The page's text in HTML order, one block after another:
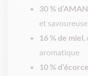
30 %
et savoureuse
16 % de miel,
aromatique
10 %